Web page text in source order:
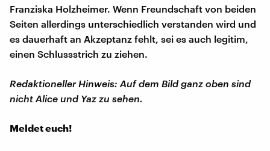
Franziska Holzheimer. Wenn Freundschaft von beiden
Seiten allerdings unterschiedlich verstanden wird und
es dauerhaft an Akzeptanz fehlt, sei es auch legitim,
einen Schlussstrich zu ziehen.
Redaktioneller Hinweis: Auf dem Bild ganz oben sind
nicht Alice und Yaz zu sehen.
Meldet euch!